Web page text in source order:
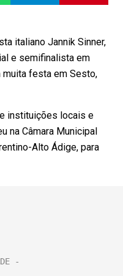
italiano Jannik Sinner,
e semifinalista em
muita festa em Sesto,
instituições locais e
na Câmara Municipal
Alto Ádige, para